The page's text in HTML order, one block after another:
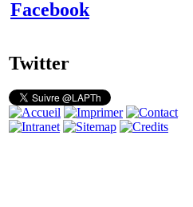
Facebook
Twitter